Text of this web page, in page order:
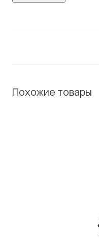
Похожие товары
Модуль расширения
Есть